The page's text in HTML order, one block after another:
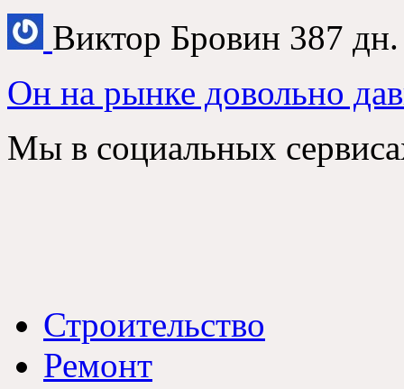
Виктор Бровин 387 дн.
Он на рынке довольно
Мы в социальных
Строительство
Ремонт